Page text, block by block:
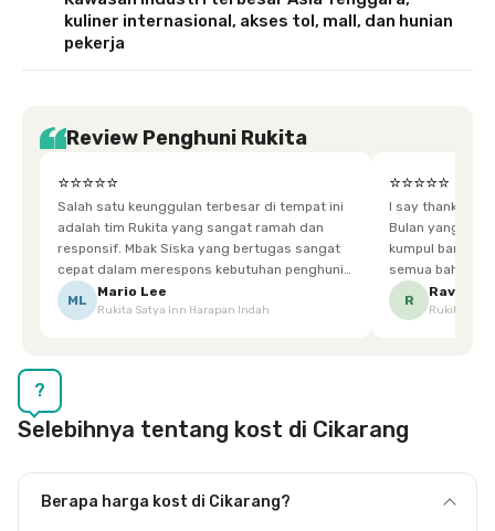
kuliner internasional, akses tol, mall, dan hunian
pekerja
Review Penghuni Rukita
⭐⭐⭐⭐⭐
Salah satu keunggulan terbesar di tempat ini
adalah tim Rukita yang sangat ramah dan
responsif. Mbak Siska yang bertugas sangat
cepat dalam merespons kebutuhan penghuni.
Ketika saya meminta keset karena sempat
terpeleset, permintaan tersebut langsung
ML
Mario Lee
Rukita Satya Inn Harapan Indah
⭐⭐⭐⭐⭐
I say thankyou
Bulan yang super happy! banyak
kumpul bareng
semua bahagia
mgkn saran dari air aja & kebersihan lebih di
R
Ravena
Rukita
?
Selebihnya tentang kost di Cikarang
Berapa harga kost di Cikarang?